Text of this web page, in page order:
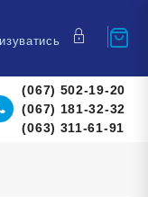
(067) 502-19-20
(067) 181-32-32
(063) 311-61-91